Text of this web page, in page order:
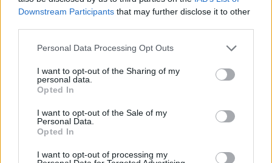
Downstream Participants that may further disclose it to other
Personal Data Processing Opt Outs
I want to opt-out of the Sharing of my
personal data.
Opted In
I want to opt-out of the Sale of my
Personal Data.
Opted In
I want to opt-out of processing my
Ajax-talent Mohamed Abdalla schrijft Europese
geschiedenis
Shane Kluivert krijgt kans van Flick en begint in
Servische media vergelijken Ajax-talent Abdellah
Ajax zet grote stap richting volgende ronde na